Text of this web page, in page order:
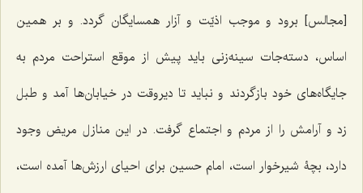
[مجالس] برود و موجب اذیّت و آزار همسایگان گردد. و بر همین
اساس، دسته‌جات سینه‌زنی باید پیش از موقع استراحت مردم به
جایگاه‌های خود بازگردند و نباید تا دیروقت در خیابان‌ها آمد و طبل
زد و آرامش را از مردم و اجتماع گرفت. در این منازل مریض وجود
دارد، بچۀ شیرخوار است، امام حسین برای احیای ارزش‌ها آمده است،